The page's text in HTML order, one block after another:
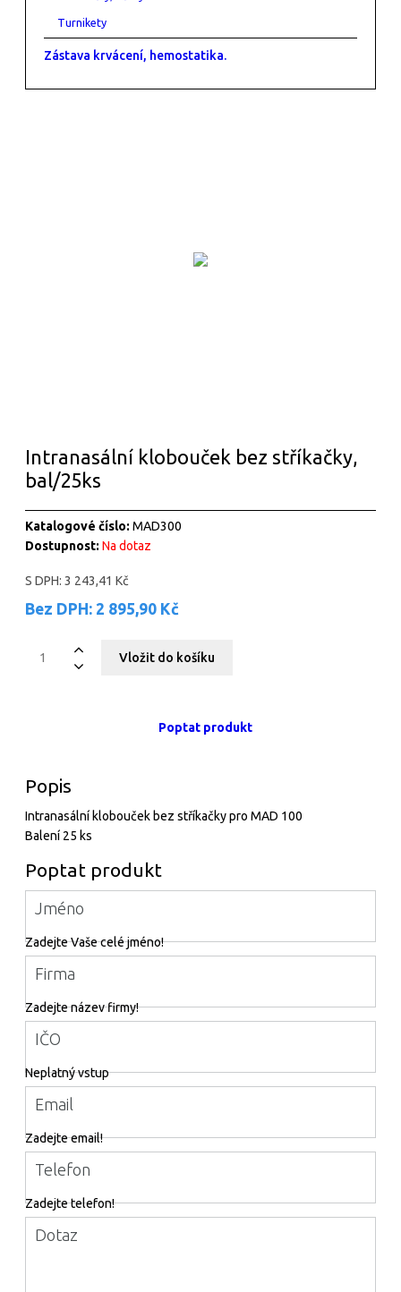
Turnikety
Zástava krvácení, hemostatika.
Intranasální klobouček bez stříkačky,
bal/25ks
Katalogové číslo: MAD300
Dostupnost: Na dotaz
S DPH: 3 243,41 Kč
Bez DPH: 2 895,90 Kč
Poptat produkt
Popis
Intranasální klobouček bez stříkačky pro MAD 100
Balení 25 ks
Poptat produkt
Jméno
Zadejte Vaše celé jméno!
Firma
Zadejte název firmy!
IČO
Neplatný vstup
Email
Zadejte email!
Telefon
Zadejte telefon!
Dotaz